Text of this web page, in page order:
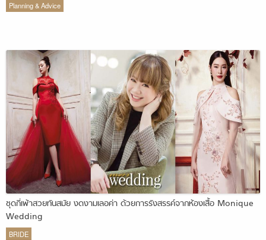
Planning & Advice
ชุดกี่เพ้าสวยทันสมัย งดงามเลอค่า ด้วยการรังสรรค์จากห้องเสื้อ Monique
Wedding
BRIDE